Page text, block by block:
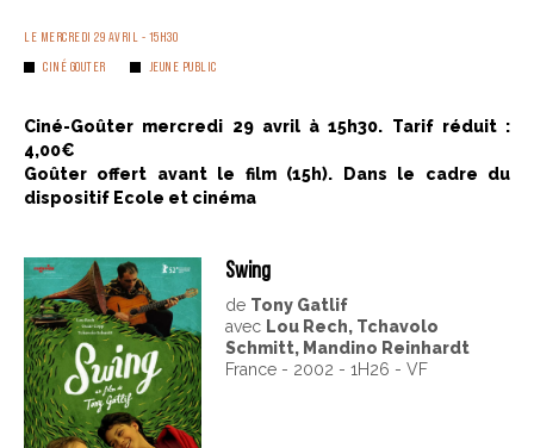
LE MERCREDI 29 AVRIL - 15H30
CINÉ GOUTER
JEUNE PUBLIC
Ciné-Goûter mercredi 29 avril à 15h30. Tarif réduit :
4,00€
Goûter offert avant le film (15h). Dans le cadre du
dispositif Ecole et cinéma
Swing
de Tony Gatlif
avec Lou Rech, Tchavolo
Schmitt, Mandino Reinhardt
France - 2002 - 1H26 - VF